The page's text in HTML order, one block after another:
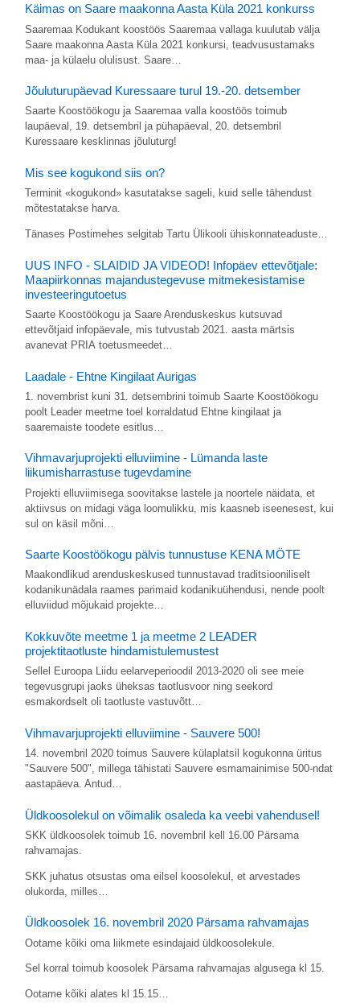
Käimas on Saare maakonna Aasta Küla 2021 konkurss
Saaremaa Kodukant koostöös Saaremaa vallaga kuulutab välja
Saare maakonna Aasta Küla 2021 konkursi, teadvusustamaks
maa- ja külaelu olulisust. Saare…
Jõuluturupäevad Kuressaare turul 19.-20. detsember
Saarte Koostöökogu ja Saaremaa valla koostöös toimub
laupäeval, 19. detsembril ja pühapäeval, 20. detsembril
Kuressaare kesklinnas jõuluturg!
Mis see kogukond siis on?
Terminit «kogukond» kasutatakse sageli, kuid selle tähendust
mõtestatakse harva.
Tänases Postimehes selgitab Tartu Ülikooli ühiskonnateaduste…
UUS INFO - SLAIDID JA VIDEOD! Infopäev ettevõtjale:
Maapiirkonnas majandustegevuse mitmekesistamise
investeeringutoetus
Saarte Koostöökogu ja Saare Arenduskeskus kutsuvad
ettevõtjaid infopäevale, mis tutvustab 2021. aasta märtsis
avanevat PRIA toetusmeedet…
Laadale - Ehtne Kingilaat Aurigas
1. novembrist kuni 31. detsembrini toimub Saarte Koostöökogu
poolt Leader meetme toel korraldatud Ehtne kingilaat ja
saaremaiste toodete esitlus…
Vihmavarjuprojekti elluviimine - Lümanda laste
liikumisharrastuse tugevdamine
Projekti elluviimisega soovitakse lastele ja noortele näidata, et
aktiivsus on midagi väga loomulikku, mis kaasneb iseenesest, kui
sul on käsil mõni…
Saarte Koostöökogu pälvis tunnustuse KENA MÖTE
Maakondlikud arenduskeskused tunnustavad traditsiooniliselt
kodanikunädala raames parimaid kodanikuühendusi, nende poolt
elluviidud mõjukaid projekte…
Kokkuvõte meetme 1 ja meetme 2 LEADER
projektitaotluste hindamistulemustest
Sellel Euroopa Liidu eelarveperioodil 2013-2020 oli see meie
tegevusgrupi jaoks üheksas taotlusvoor ning seekord
esmakordselt oli taotluste vastuvõtt…
Vihmavarjuprojekti elluviimine - Sauvere 500!
14. novembril 2020 toimus Sauvere külaplatsil kogukonna üritus
"Sauvere 500", millega tähistati Sauvere esmamainimise 500-ndat
aastapäeva. Antud…
Üldkoosolekul on võimalik osaleda ka veebi vahendusel!
SKK üldkoosolek toimub 16. novembril kell 16.00 Pärsama
rahvamajas.
SKK juhatus otsustas oma eilsel koosolekul, et arvestades
olukorda, milles…
Üldkoosolek 16. novembril 2020 Pärsama rahvamajas
Ootame kõiki oma liikmete esindajaid üldkoosolekule.
Sel korral toimub koosolek Pärsama rahvamajas algusega kl 15.
Ootame kõiki alates kl 15.15…